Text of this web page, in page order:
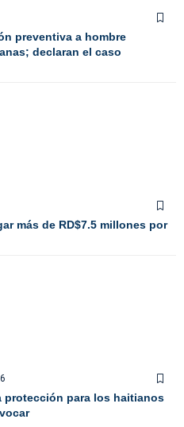
preventiva a hombre
declaran el caso
más de RD$7.5 millones por
protección para los haitianos